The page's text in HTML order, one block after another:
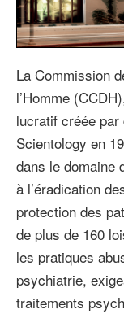
La Commission
l’Homme
lucratif créée par
Scientology en
dans le domaine
à l’éradication
protection des
de plus de 160
les pratiques
psychiatrie,
traitements